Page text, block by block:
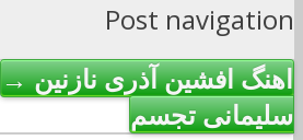
Post navigation
اهنگ افشین آذری نازنین →
سلیمانی تجسم